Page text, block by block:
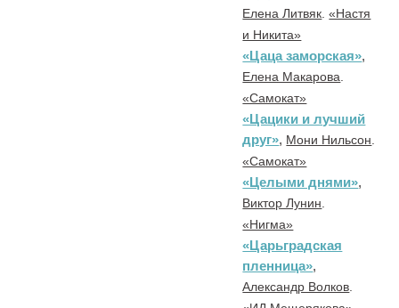
Елена Литвяк «Настя
и Никита»
«Цаца заморская»,
Елена Макарова
«Самокат»
«Цацики и лучший
друг», Мони Нильсон
«Самокат»
«Целыми днями»,
Виктор Лунин
«Нигма»
«Царьградская
пленница»,
Александр Волков